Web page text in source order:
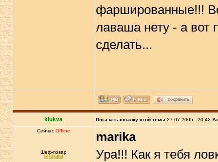
фаршированные!!!
лаваша нету - а вот
сделать...
сохранить
klukva Показать ссылку этой темы 27.07.2005 - 20:42
Сейчас Offline
Шеф-повар
marika
Ура!!! Как я тебя